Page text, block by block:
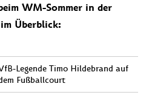
WM-Sommer in der
Überblick:
Legende Timo Hildebrand auf
Fußballcourt